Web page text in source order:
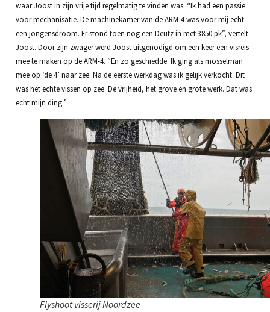
waar Joost in zijn vrije tijd regelmatig te vinden was. “Ik had een passie
voor mechanisatie. De machinekamer van de ARM-4 was voor mij echt
een jongensdroom. Er stond toen nog een Deutz in met 3850 pk”, vertelt
Joost. Door zijn zwager werd Joost uitgenodigd om een keer een visreis
mee te maken op de ARM-4. “En zo geschiedde. Ik ging als mosselman
mee op ‘de 4’ naar zee. Na de eerste werkdag was ik gelijk verkocht. Dit
was het echte vissen op zee. De vrijheid, het grove en grote werk. Dat was
echt mijn ding.”
Flyshoot visserij Noordzee